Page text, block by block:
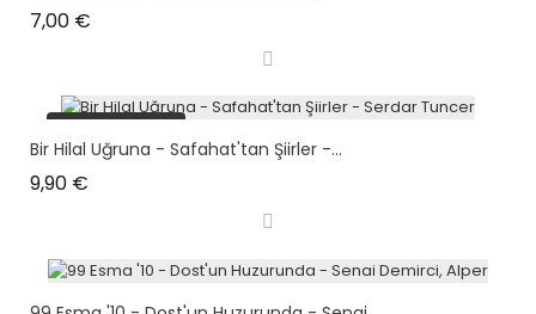
7,00 €
plus en stock
Bir Hilal Uğruna - Safahat'tan Şiirler -...
9,90 €